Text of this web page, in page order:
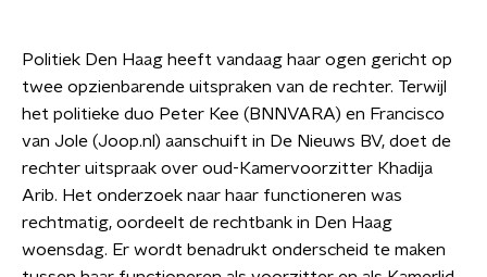
Politiek Den Haag heeft vandaag haar ogen gericht op
twee opzienbarende uitspraken van de rechter. Terwijl
het politieke duo Peter Kee (BNNVARA) en Francisco
van Jole (Joop.nl) aanschuift in De Nieuws BV, doet de
rechter uitspraak over oud-Kamervoorzitter Khadija
Arib. Het onderzoek naar haar functioneren was
rechtmatig, oordeelt de rechtbank in Den Haag
woensdag. Er wordt benadrukt onderscheid te maken